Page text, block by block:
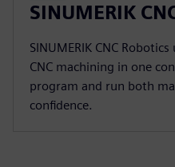
SINUMERIK
SINUMERIK CNC
CNC machining in one
program and run both
confidence.